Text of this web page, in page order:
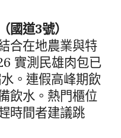
國道3號）
合在地農業與特
實測民雄肉包已
。連假高峰期飲
飲水。熱門櫃位
時間者建議跳